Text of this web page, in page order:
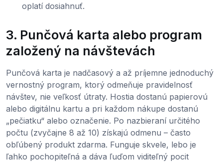
oplatí dosiahnuť.
3. Punčová karta alebo program
založený na návštevách
Punčová karta je nadčasový a až príjemne jednoduchý
vernostný program, ktorý odmeňuje pravidelnosť
návštev, nie veľkosť útraty. Hostia dostanú papierovú
alebo digitálnu kartu a pri každom nákupe dostanú
„pečiatku“ alebo označenie. Po nazbieraní určitého
počtu (zvyčajne 8 až 10) získajú odmenu – často
obľúbený produkt zdarma. Funguje skvele, lebo je
ľahko pochopiteľná a dáva ľuďom viditeľný pocit